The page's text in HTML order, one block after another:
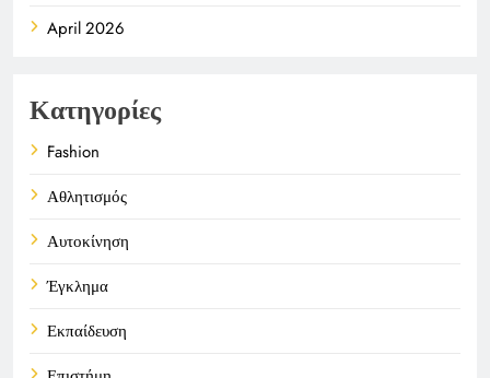
April 2026
Κατηγορίες
Fashion
Αθλητισμός
Αυτοκίνηση
Έγκλημα
Εκπαίδευση